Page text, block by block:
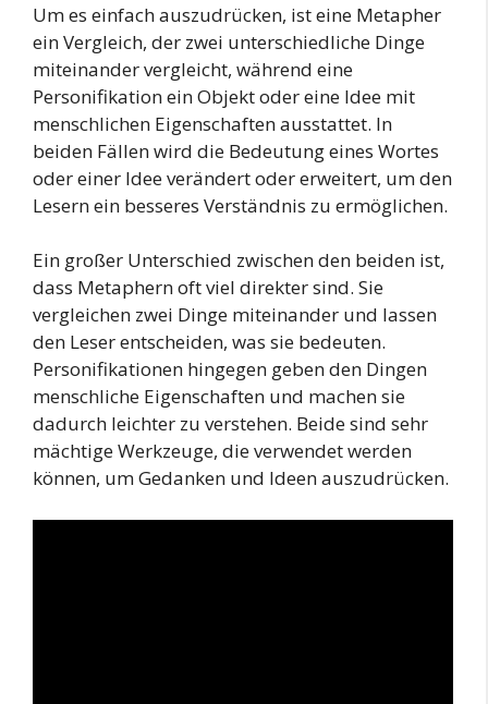
Um es einfach auszudrücken, ist eine Metapher
ein Vergleich, der zwei unterschiedliche Dinge
miteinander vergleicht, während eine
Personifikation ein Objekt oder eine Idee mit
menschlichen Eigenschaften ausstattet. In
beiden Fällen wird die Bedeutung eines Wortes
oder einer Idee verändert oder erweitert, um den
Lesern ein besseres Verständnis zu ermöglichen.
Ein großer Unterschied zwischen den beiden ist,
dass Metaphern oft viel direkter sind. Sie
vergleichen zwei Dinge miteinander und lassen
den Leser entscheiden, was sie bedeuten.
Personifikationen hingegen geben den Dingen
menschliche Eigenschaften und machen sie
dadurch leichter zu verstehen. Beide sind sehr
mächtige Werkzeuge, die verwendet werden
können, um Gedanken und Ideen auszudrücken.